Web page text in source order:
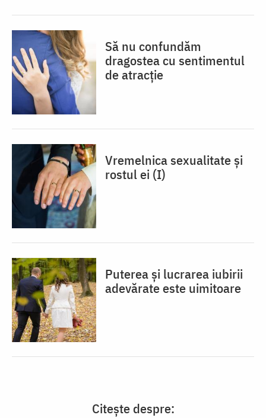
Să nu confundăm
dragostea cu sentimentul
de atracție
Vremelnica sexualitate și
rostul ei (I)
Puterea și lucrarea iubirii
adevărate este uimitoare
Citește despre: